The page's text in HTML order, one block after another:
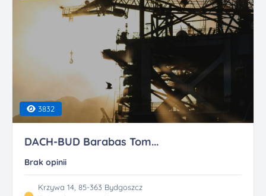
3832
DACH-BUD Barabas Tom...
Brak opinii
Krzywa 14, 85-363 Bydgoszcz